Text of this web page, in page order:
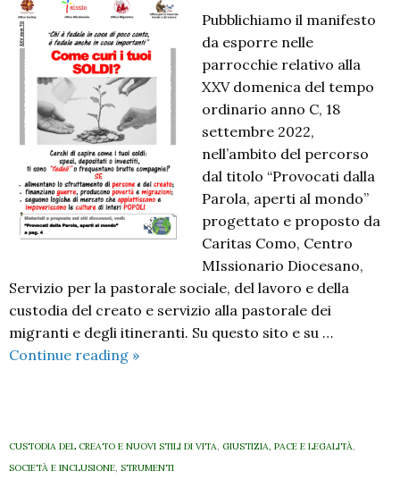
Pubblichiamo il manifesto
da esporre nelle
parrocchie relativo alla
XXV domenica del tempo
ordinario anno C, 18
settembre 2022,
nell’ambito del percorso
dal titolo “Provocati dalla
Parola, aperti al mondo”
progettato e proposto da
Caritas Como, Centro
MIssionario Diocesano,
Servizio per la pastorale sociale, del lavoro e della
custodia del creato e servizio alla pastorale dei
migranti e degli itineranti. Su questo sito e su …
Continue reading Provocati
al
mondo.
»
CUSTODIA DEL CREATO E NUOVI STILI DI VITA, GIUSTIZIA, PACE E LEGALITÀ,
SOCIETÀ E INCLUSIONE, STRUMENTI